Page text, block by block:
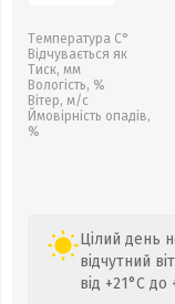
Температура С°
Відчувається як
Тиск, мм
Вологість, %
Вітер, м/с
Ймовірність опадів,
%
Цілий день
відчутний
від +21°C